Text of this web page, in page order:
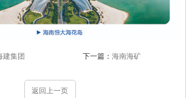
建集团 下一篇： 海南海矿
返回上一页